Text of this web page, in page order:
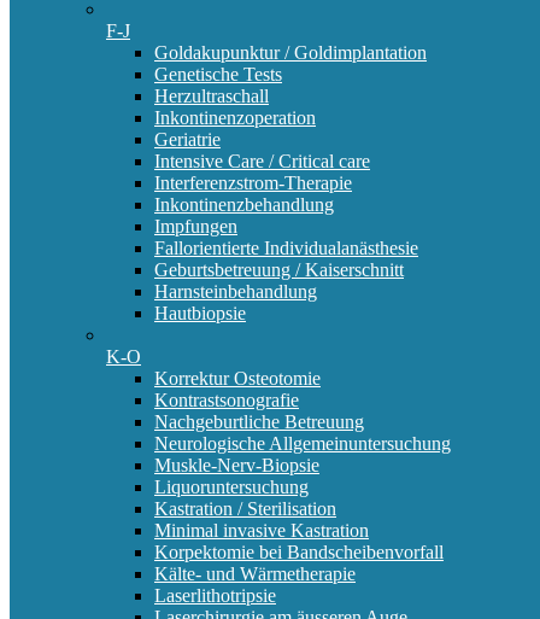
F-J
Goldakupunktur / Goldimplantation
Genetische Tests
Herzultraschall
Inkontinenzoperation
Geriatrie
Intensive Care / Critical care
Interferenzstrom-Therapie
Inkontinenzbehandlung
Impfungen
Fallorientierte Individualanästhesie
Geburtsbetreuung / Kaiserschnitt
Harnsteinbehandlung
Hautbiopsie
K-O
Korrektur Osteotomie
Kontrastsonografie
Nachgeburtliche Betreuung
Neurologische Allgemeinuntersuchung
Muskle-Nerv-Biopsie
Liquoruntersuchung
Kastration / Sterilisation
Minimal invasive Kastration
Korpektomie bei Bandscheibenvorfall
Kälte- und Wärmetherapie
Laserlithotripsie